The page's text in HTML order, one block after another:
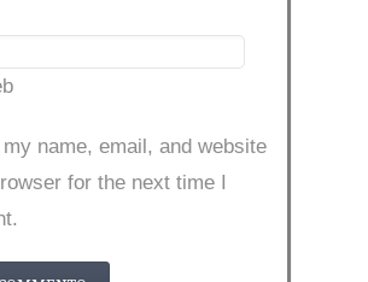
my name, email, and website
for the next time I